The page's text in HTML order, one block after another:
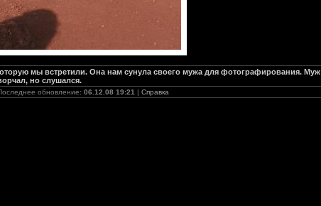
мы встретили. Она нам сунула своего мужа для фотографирования. Муж
но слушался.
обновление: 06.12.08 19:21 | Справка